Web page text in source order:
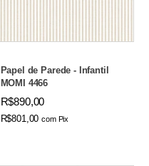
Papel de Parede - Infantil
MOMI 4466
R$890,00
R$801,00com Pix